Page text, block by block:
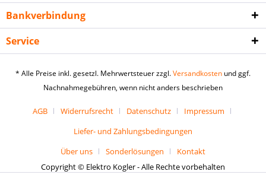
Bankverbindung
Service
* Alle Preise inkl. gesetzl. Mehrwertsteuer zzgl.Versandkosten und ggf.
Nachnahmegebühren, wenn nicht anders beschrieben
AGB Widerrufsrecht Datenschutz
Impressum
Liefer- und Zahlungsbedingungen
Über uns
Sonderlösungen
Kontakt
Copyright © Elektro Kogler - Alle Rechte vorbehalten